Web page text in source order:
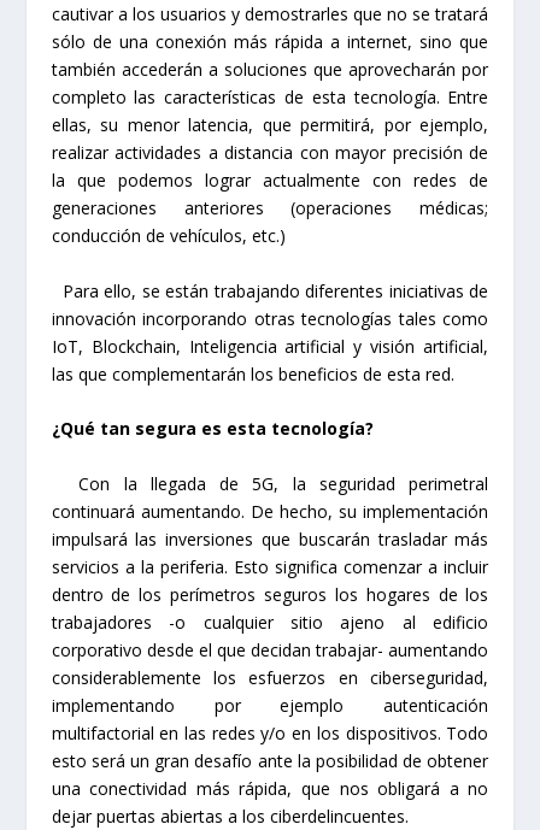
cautivar a los usuarios y demostrarles que no se tratará
sólo de una conexión más rápida a internet, sino que
también accederán a soluciones que aprovecharán por
completo las características de esta tecnología. Entre
ellas, su menor latencia, que permitirá, por ejemplo,
realizar actividades a distancia con mayor precisión de
la que podemos lograr actualmente con redes de
generaciones anteriores (operaciones médicas;
conducción de vehículos, etc.)
Para ello, se están trabajando diferentes iniciativas de
innovación incorporando otras tecnologías tales como
IoT, Blockchain, Inteligencia artificial y visión artificial,
las que complementarán los beneficios de esta red.
¿Qué tan segura es esta tecnología?
Con la llegada de 5G, la seguridad perimetral
continuará aumentando. De hecho, su implementación
impulsará las inversiones que buscarán trasladar más
servicios a la periferia. Esto significa comenzar a incluir
dentro de los perímetros seguros los hogares de los
trabajadores -o cualquier sitio ajeno al edificio
corporativo desde el que decidan trabajar- aumentando
considerablemente los esfuerzos en ciberseguridad,
implementando por ejemplo autenticación
multifactorial en las redes y/o en los dispositivos. Todo
esto será un gran desafío ante la posibilidad de obtener
una conectividad más rápida, que nos obligará a no
dejar puertas abiertas a los ciberdelincuentes.